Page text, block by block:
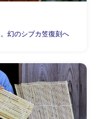
幻のシブカ笠復刻へ